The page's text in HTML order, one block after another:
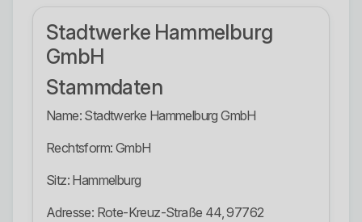
Stadtwerke Hammelburg
GmbH
Stammdaten
Name: Stadtwerke Hammelburg GmbH
Rechtsform: GmbH
Sitz: Hammelburg
Adresse: Rote-Kreuz-Straße 44, 97762